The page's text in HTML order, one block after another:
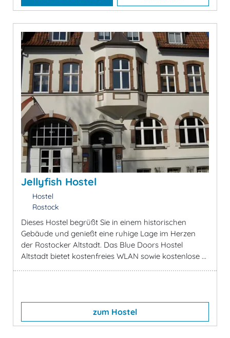
Jellyfish Hostel
Hostel
Rostock
Dieses Hostel begrüßt Sie in einem historischen
Gebäude und genießt eine ruhige Lage im Herzen
der Rostocker Altstadt. Das Blue Doors Hostel
Altstadt bietet kostenfreies WLAN sowie kostenlose ...
zum Hostel